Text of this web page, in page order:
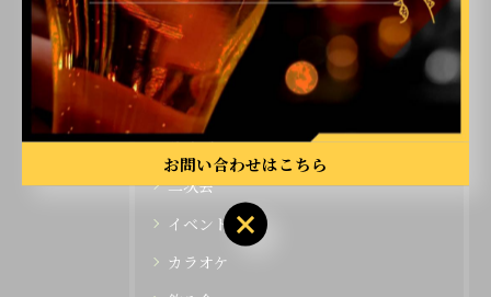
カテゴリー Categories
全てのカテゴリー
ライブ
二次会
イベント
カラオケ
お問い合わせはこちら